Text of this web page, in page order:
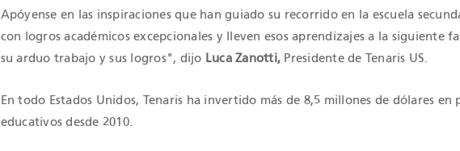
Apóyense en las inspiraciones que han guiado su recorrido en la escuela
con logros académicos excepcionales y lleven esos aprendizajes a la siguiente
su arduo trabajo y sus logros", dijo Luca Zanotti, Presidente de Tenaris US.
En todo Estados Unidos, Tenaris ha invertido más de 8,5 millones de dólares en
educativos desde 2010.